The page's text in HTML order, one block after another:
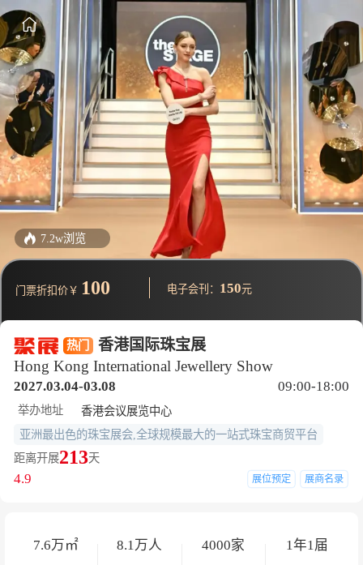
热门
香港国际珠宝展
Hong Kong International Jewellery Show
2027.03.04-03.08 09:00-18:00
举办地址
香港会议展览中心
亚洲最出色的珠宝展会,全球规模最大的一站式珠宝商贸平台
距离开展213天
4.9 展位预定 展商名录
7.6万㎡ 8.1万人 4000家 1年1届
7.2w浏览
门票折扣价￥ 100 电子会刊： 150元